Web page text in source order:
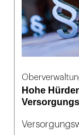
Hohe